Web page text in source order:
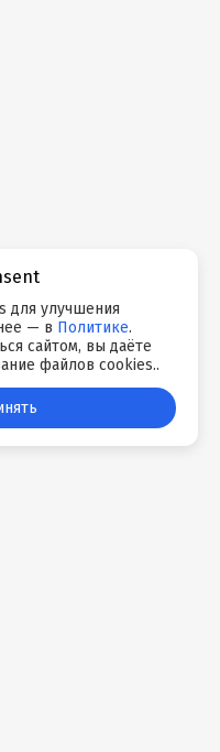
для улучшения
— в Политике.
сайтом, вы даёте
файлов cookies..